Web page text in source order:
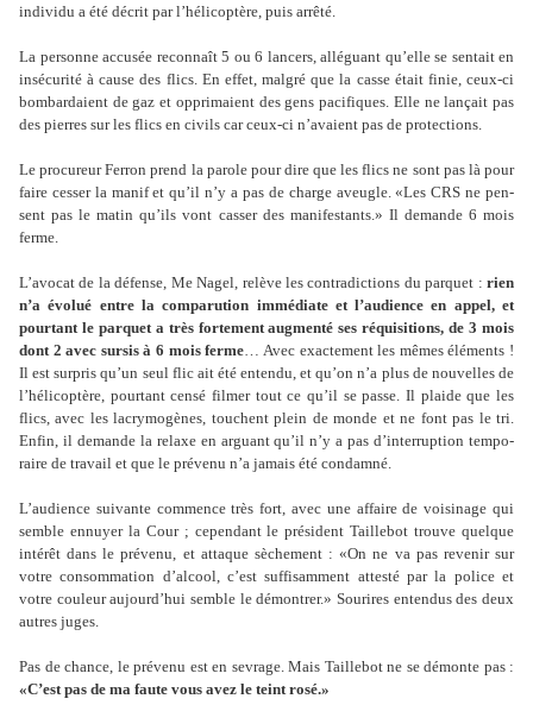
indi­vidu a été décrit par l’héli­co­ptère, puis arrêté.
La per­sonne accu­sée reconnaît 5 ou 6 lan­cers, allé­guant qu’elle se sen­tait en
insé­cu­rité à cause des flics. En effet, malgré que la casse était finie, ceux-ci
bom­bar­daient de gaz et oppri­maient des gens paci­fi­ques. Elle ne lan­çait pas
des pier­res sur les flics en civils car ceux-ci n’avaient pas de pro­tec­tions.
Le pro­cu­reur Ferron prend la parole pour dire que les flics ne sont pas là pour
faire cesser la manif et qu’il n’y a pas de charge aveu­gle. «Les CRS ne pen­
sent pas le matin qu’ils vont casser des mani­fes­tants.» Il demande 6 mois
ferme.
L’avocat de la défense, Me Nagel, relève les contra­dic­tions du par­quet : rien
n’a évolué entre la com­pa­ru­tion immé­diate et l’audience en appel, et
pour­tant le par­quet a très for­te­ment aug­menté ses réqui­si­tions, de 3 mois
dont 2 avec sursis à 6 mois ferme… Avec exac­te­ment les mêmes éléments !
Il est sur­pris qu’un seul flic ait été entendu, et qu’on n’a plus de nou­vel­les de
l’héli­coptère, pour­tant censé filmer tout ce qu’il se passe. Il plaide que les
flics, avec les lacry­mo­gè­nes, tou­chent plein de monde et ne font pas le tri.
Enfin, il demande la relaxe en arguant qu’il n’y a pas d’inter­rup­tion tem­po­
raire de tra­vail et que le pré­venu n’a jamais été condamné.
L’audience sui­vante com­mence très fort, avec une affaire de voi­si­nage qui
semble ennuyer la Cour ; cepen­dant le pré­si­dent Taillebot trouve quel­que
inté­rêt dans le pré­venu, et atta­que sèche­ment : «On ne va pas reve­nir sur
votre consom­ma­tion d’alcool, c’est suf­fi­sam­ment attesté par la police et
votre cou­leur aujourd’hui semble le démon­trer.» Sourires enten­dus des deux
autres juges.
Pas de chance, le pré­venu est en sevrage. Mais Taillebot ne se démonte pas :
«C’est pas de ma faute vous avez le teint rosé.»